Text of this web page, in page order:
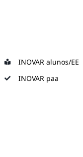
INOVAR alunos/EE
INOVAR paa